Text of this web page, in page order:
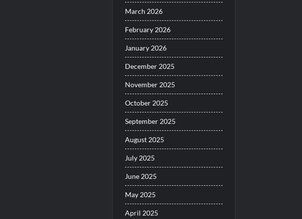
March 2026
February 2026
January 2026
December 2025
November 2025
October 2025
September 2025
August 2025
July 2025
June 2025
May 2025
April 2025